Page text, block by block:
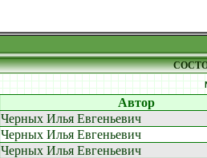
Автор
Черных Илья Евгеньевич
Черных Илья Евгеньевич
Черных Илья Евгеньевич